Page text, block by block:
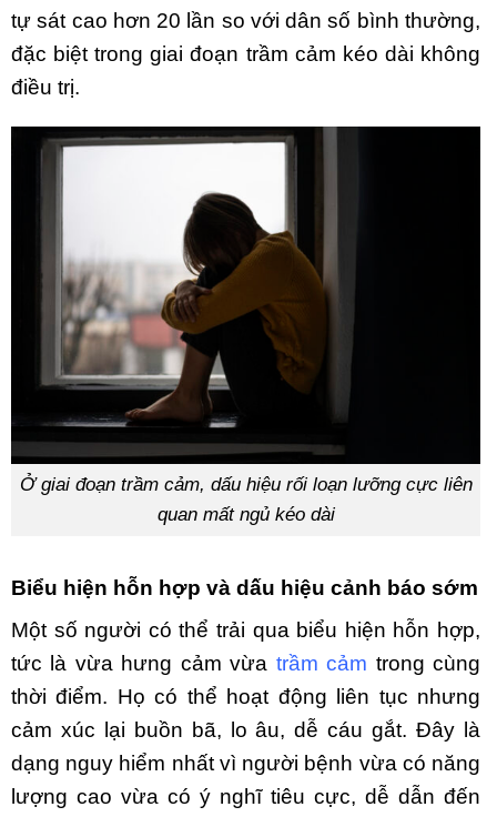
tự sát cao hơn 20 lần so với dân số bình thường,
đặc biệt trong giai đoạn trầm cảm kéo dài không
điều trị.
Ở giai đoạn trầm cảm, dấu hiệu rối loạn lưỡng cực liên
quan mất ngủ kéo dài
Biểu hiện hỗn hợp và dấu hiệu cảnh báo sớm
Một số người có thể trải qua biểu hiện hỗn hợp,
tức là vừa hưng cảm vừa trầm cảm trong cùng
thời điểm. Họ có thể hoạt động liên tục nhưng
cảm xúc lại buồn bã, lo âu, dễ cáu gắt. Đây là
dạng nguy hiểm nhất vì người bệnh vừa có năng
lượng cao vừa có ý nghĩ tiêu cực, dễ dẫn đến